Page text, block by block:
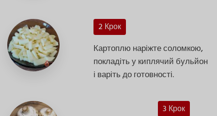
2 Крок
Картоплю наріжте соломкою,
покладіть у киплячий бульйон
і варіть до готовності.
3 Крок